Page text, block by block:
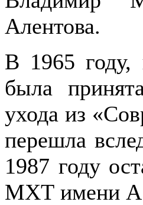
Алентова.
В 1965 году,
была
ухода из
перешла
1987 году
МХТ имени